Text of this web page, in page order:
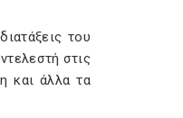
του
στις
και άλλα τα